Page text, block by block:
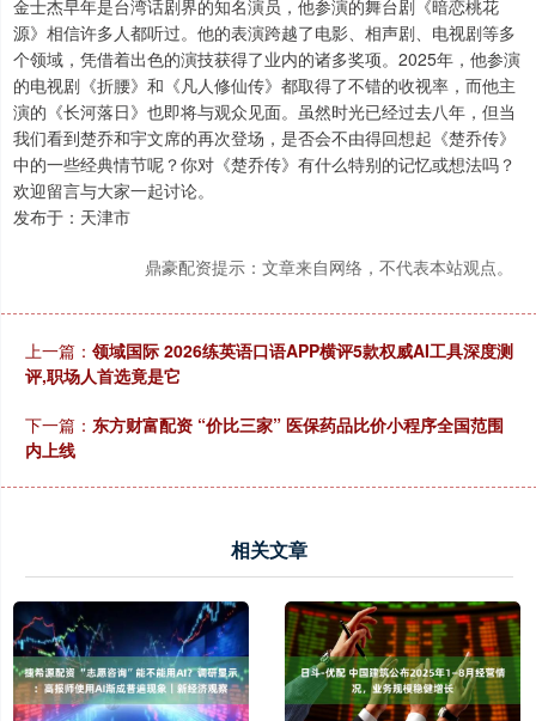
金士杰早年是台湾话剧界的知名演员，他参演的舞台剧《暗恋桃花
源》相信许多人都听过。他的表演跨越了电影、相声剧、电视剧等多
个领域，凭借着出色的演技获得了业内的诸多奖项。2025年，他参演
的电视剧《折腰》和《凡人修仙传》都取得了不错的收视率，而他主
演的《长河落日》也即将与观众见面。虽然时光已经过去八年，但当
我们看到楚乔和宇文席的再次登场，是否会不由得回想起《楚乔传》
中的一些经典情节呢？你对《楚乔传》有什么特别的记忆或想法吗？
欢迎留言与大家一起讨论。
发布于：天津市
鼎豪配资提示：文章来自网络，不代表本站观点。
上一篇： 领域国际 2026练英语口语APP横评5款权威AI工具深度测
评,职场人首选竟是它
下一篇： 东方财富配资 “价比三家” 医保药品比价小程序全国范围
内上线
相关文章